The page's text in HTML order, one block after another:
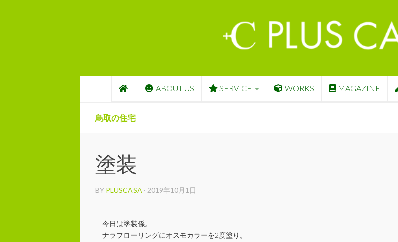
ABOUT US SERVICE WORKS MAGAZINE
鳥取の住宅
塗装
BY PLUSCASA · 2019年10月1日
今日は塗装係。
ナラフローリングにオスモカラーを2度塗り。